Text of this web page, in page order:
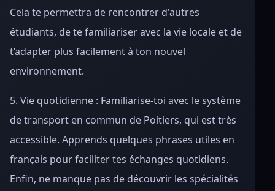
Cela te permettra de rencontrer d'autres
étudiants, de te familiariser avec la vie locale et de
t’adapter plus facilement à ton nouvel
environnement.
5. Vie quotidienne : Familiarise-toi avec le système
de transport en commun de Poitiers, qui est très
accessible. Apprends quelques phrases utiles en
français pour faciliter tes échanges quotidiens.
Enfin, ne manque pas de découvrir les spécialités